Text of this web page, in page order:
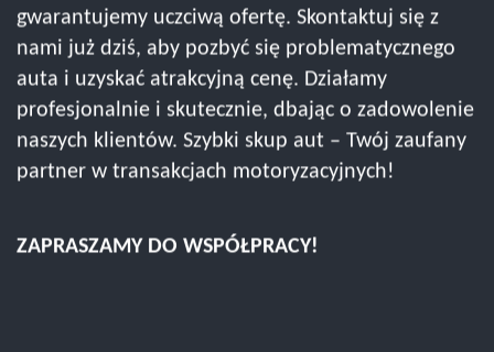
gwarantujemy uczciwą ofertę. Skontaktuj się z
nami już dziś, aby pozbyć się problematycznego
auta i uzyskać atrakcyjną cenę. Działamy
profesjonalnie i skutecznie, dbając o zadowolenie
naszych klientów. Szybki skup aut – Twój zaufany
partner w transakcjach motoryzacyjnych!
ZAPRASZAMY DO WSPÓŁPRACY!